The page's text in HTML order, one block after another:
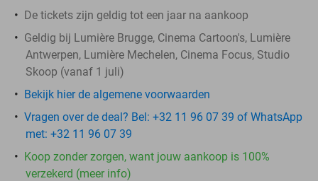
De tickets zijn geldig tot een jaar na aankoop
Geldig bij Lumière Brugge, Cinema Cartoon's, Lumière
Antwerpen, Lumière Mechelen, Cinema Focus, Studio
Skoop (vanaf 1 juli)
Bekijk hier de algemene voorwaarden
Vragen over de deal? Bel: +32 11 96 07 39 of WhatsApp
met: +32 11 96 07 39
Koop zonder zorgen, want jouw aankoop is 100%
verzekerd (meer info)